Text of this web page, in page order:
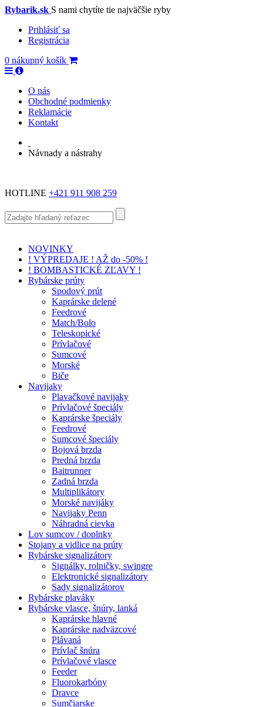
Rybarik.sk S nami chytíte tie najväčšie ryby
Prihlásiť sa
Registrácia
0 nákupný košík
O nás
Obchodné podmienky
Reklamácie
Kontakt
Návnady a nástrahy
HOTLINE +421 911 908 259
NOVINKY
! VÝPREDAJE ! AŽ do -50% !
! BOMBASTICKÉ ZĽAVY !
Rybárske prúty
Spodový prút
Kaprárske delené
Feedrové
Match/Bolo
Teleskopické
Prívlačové
Sumcové
Morské
Biče
Navijaky
Plavačkové navijaky
Prívlačové špeciály
Kaprárske špeciály
Feedrové
Sumcové špeciály
Bojová brzda
Predná brzda
Baitrunner
Zadná brzda
Multiplikátory
Morské navijáky
Navijaky Penn
Náhradná cievka
Lov sumcov / doplnky
Stojany a vidlice na prúty
Rybárske signalizátory
Signálky, rolničky, swingre
Elektronické signalizátory
Sady signalizátorov
Rybárske plaváky
Rybárske vlasce, šnúry, lanká
Kaprárske hlavné
Kaprárske nadväzcové
Plávaná
Prívlač šnúra
Prívlačové vlasce
Feeder
Fluorokarbóny
Dravce
Sumčiarske